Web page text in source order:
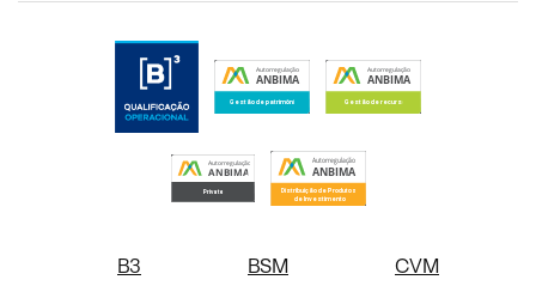
B3 BSM
CVM